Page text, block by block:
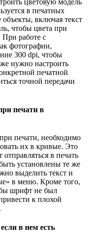
цветовую модель
в печатных
включая текст
чтобы цвета при
При работе с
фотографии,
300 dpi, чтобы
нужно настроить
печатной
точной передачи
печати в
печати, необходимо
их в кривые. Это
в печать
установлены те же
выделить текст и
в меню. Кроме того,
шрифт не был
к плохой
в нем есть